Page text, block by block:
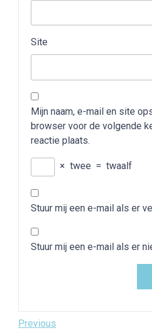
Site
Mijn naam, e-mail en site
browser voor de volgende
reactie plaats.
× twee = twaalf
Stuur mij een e-mail als er
Stuur mij een e-mail als er
Bericht
Previous
Previous